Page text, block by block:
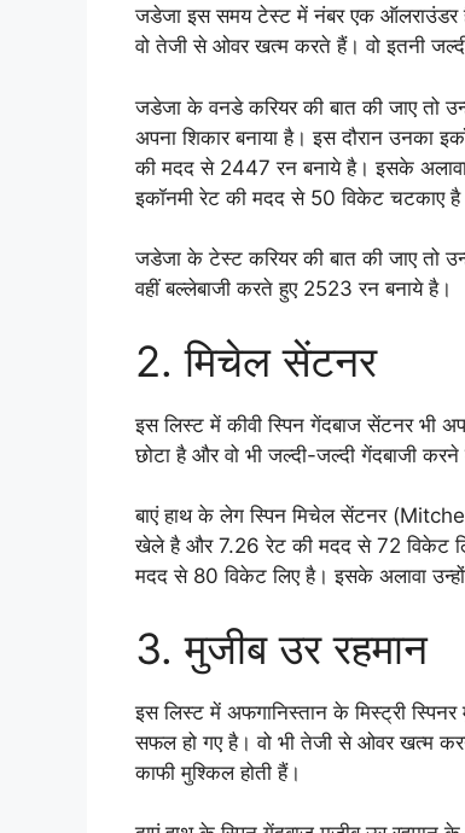
जडेजा इस समय टेस्ट में नंबर एक ऑलराउंडर
वो तेजी से ओवर खत्म करते हैं। वो इतनी
जडेजा के वनडे करियर की बात की जाए
अपना शिकार बनाया है। इस दौरान उनका
की मदद से 2447 रन बनाये है। इसके
इकॉनमी रेट की मदद से 50 विकेट चटकाए
जडेजा के टेस्ट करियर की बात की जाए
वहीं बल्लेबाजी करते हुए 2523 रन बनाये है।
2. मिचेल सेंटनर
इस लिस्ट में कीवी स्पिन गेंदबाज सेंटनर भी
छोटा है और वो भी जल्दी-जल्दी गेंदबाजी
बाएं हाथ के लेग स्पिन मिचेल सेंटनर
खेले है और 7.26 रेट की मदद से 72 विकेट
मदद से 80 विकेट लिए है। इसके अलावा
3. मुजीब उर रहमान
इस लिस्ट में अफगानिस्तान के मिस्ट्री
सफल हो गए है। वो भी तेजी से ओवर खत्म
काफी मुश्किल होती हैं।